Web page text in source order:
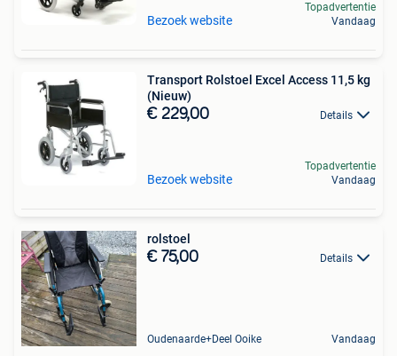
Bezoek website
Topadvertentie
Vandaag
Transport Rolstoel Excel Access 11,5 kg
(Nieuw)
€ 229,00 Details
Bezoek website
Topadvertentie
Vandaag
rolstoel
€ 75,00 Details
Oudenaarde+Deel Ooike Vandaag